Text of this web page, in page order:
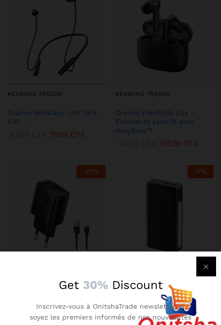
KENBANG TRÉSOR
Oraimo Necklace Lite OEB-
E311 :
7559 CFA
KENBANG TRÉSOR
Oraimo FreePods Lite –
Écouteurs sans fil avec
HavyBass™
10529 CFA
-17%
Chargeur Mural Oraimo 2A –
AniFast™
2899CFA 2609CFA
-7%
Oraimo Traveler 3 Lit –
Batterie Externe 27000 mAh
Ultra-Puissante
14899CFA 13409CFA
Get 30% Discount
Inscrivez-vous à OnitshaTrade newsletter et
soyez les premiers informés de nos nouveautés